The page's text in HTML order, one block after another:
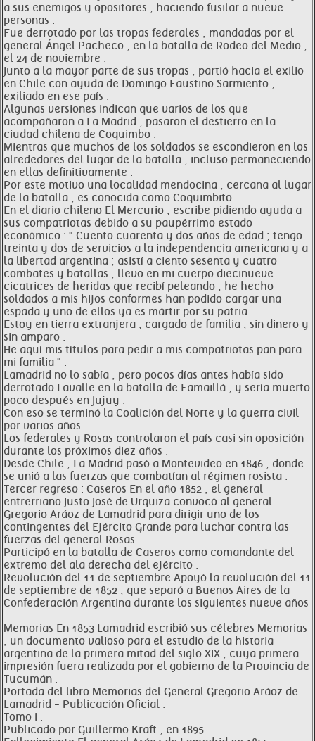
a sus enemigos y opositores , haciendo fusilar a nueve
personas .
Fue derrotado por las tropas federales , mandadas por el
general Ángel Pacheco , en la batalla de Rodeo del Medio ,
el 24 de noviembre .
Junto a la mayor parte de sus tropas , partió hacia el exilio
en Chile con ayuda de Domingo Faustino Sarmiento ,
exiliado en ese país .
Algunas versiones indican que varios de los que
acompañaron a La Madrid , pasaron el destierro en la
ciudad chilena de Coquimbo .
Mientras que muchos de los soldados se escondieron en los
alrededores del lugar de la batalla , incluso permaneciendo
en ellas definitivamente .
Por este motivo una localidad mendocina , cercana al lugar
de la batalla , es conocida como Coquimbito .
En el diario chileno El Mercurio , escribe pidiendo ayuda a
sus compatriotas debido a su paupérrimo estado
económico : " Cuento cuarenta y dos años de edad ; tengo
treinta y dos de servicios a la independencia americana y a
la libertad argentina ; asistí a ciento sesenta y cuatro
combates y batallas , llevo en mi cuerpo diecinueve
cicatrices de heridas que recibí peleando ; he hecho
soldados a mis hijos conformes han podido cargar una
espada y uno de ellos ya es mártir por su patria .
Estoy en tierra extranjera , cargado de familia , sin dinero y
sin amparo .
He aquí mis títulos para pedir a mis compatriotas pan para
mi familia " .
Lamadrid no lo sabía , pero pocos días antes había sido
derrotado Lavalle en la batalla de Famaillá , y sería muerto
poco después en Jujuy .
Con eso se terminó la Coalición del Norte y la guerra civil
por varios años .
Los federales y Rosas controlaron el país casi sin oposición
durante los próximos diez años .
Desde Chile , La Madrid pasó a Montevideo en 1846 , donde
se unió a las fuerzas que combatían al régimen rosista .
Tercer regreso : Caseros En el año 1852 , el general
entrerriano Justo José de Urquiza convocó al general
Gregorio Aráoz de Lamadrid para dirigir uno de los
contingentes del Ejército Grande para luchar contra las
fuerzas del general Rosas .
Participó en la batalla de Caseros como comandante del
extremo del ala derecha del ejército .
Revolución del 11 de septiembre Apoyó la revolución del 11
de septiembre de 1852 , que separó a Buenos Aires de la
Confederación Argentina durante los siguientes nueve años
.
Memorias En 1853 Lamadrid escribió sus célebres Memorias
, un documento valioso para el estudio de la historia
argentina de la primera mitad del siglo XIX , cuya primera
impresión fuera realizada por el gobierno de la Provincia de
Tucumán .
Portada del libro Memorias del General Gregorio Aráoz de
Lamadrid - Publicación Oficial .
Tomo I .
Publicado por Guillermo Kraft , en 1895 .